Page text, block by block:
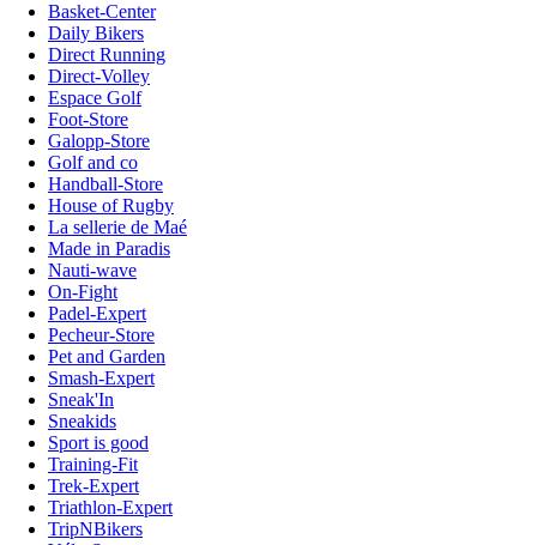
Basket-Center
Daily Bikers
Direct Running
Direct-Volley
Espace Golf
Foot-Store
Galopp-Store
Golf and co
Handball-Store
House of Rugby
La sellerie de Maé
Made in Paradis
Nauti-wave
On-Fight
Padel-Expert
Pecheur-Store
Pet and Garden
Smash-Expert
Sneak'In
Sneakids
Sport is good
Training-Fit
Trek-Expert
Triathlon-Expert
TripNBikers